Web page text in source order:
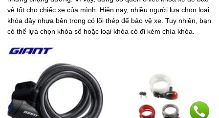
vệ tốt cho chiếc xe của mình. Hiện nay, nhiều người lựa chọn loại
khóa dây nhựa bên trong có lõi thép để bảo vệ xe. Tuy nhiên, bạn
có thể lựa chọn khóa số hoặc loại khóa có đi kèm chìa khóa.